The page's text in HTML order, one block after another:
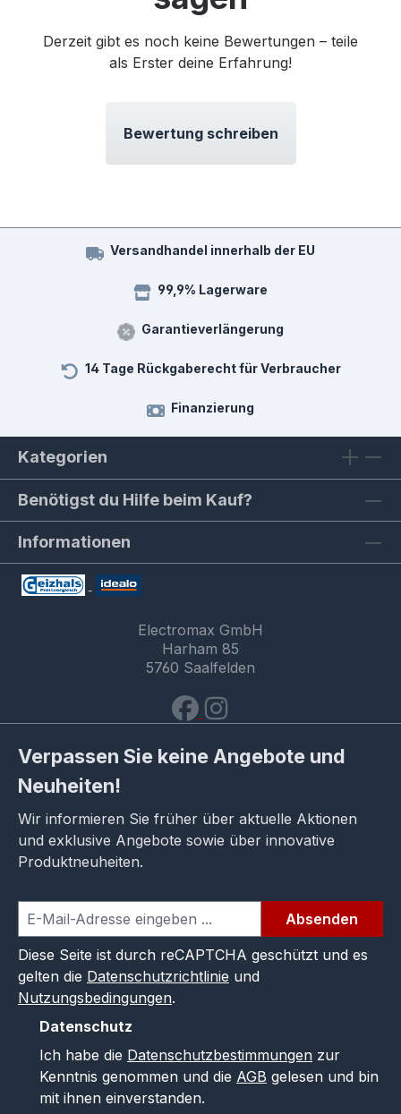
Derzeit gibt es noch keine Bewertungen – teile
als Erster deine Erfahrung!
Bewertung schreiben
Versandhandel innerhalb der EU
99,9% Lagerware
Garantieverlängerung
14 Tage Rückgaberecht für Verbraucher
Finanzierung
Kategorien
Benötigst du Hilfe beim Kauf?
Informationen
Electromax GmbH
Harham 85
5760 Saalfelden
Verpassen Sie keine Angebote und
Neuheiten!
Wir informieren Sie früher über aktuelle Aktionen
und exklusive Angebote sowie über innovative
Produktneuheiten.
Absenden
Diese Seite ist durch reCAPTCHA geschützt und es
gelten die Datenschutzrichtlinie und
Nutzungsbedingungen.
Datenschutz
Ich habe die Datenschutzbestimmungen zur
Kenntnis genommen und die AGB gelesen und bin
mit ihnen einverstanden.